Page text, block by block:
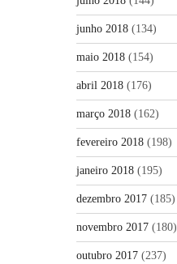
junho 2018 (134)
maio 2018 (154)
abril 2018 (176)
março 2018 (162)
fevereiro 2018 (198)
janeiro 2018 (195)
dezembro 2017 (185)
novembro 2017 (180)
outubro 2017 (237)